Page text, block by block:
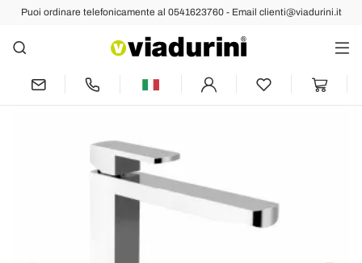
Puoi ordinare telefonicamente al 0541623760 - Email clienti@viadurini.it
Indietro Prec Succ
Rubinetto per Lavabo Bagno Moderno in
Ottone di Design Made in Italy - Sika